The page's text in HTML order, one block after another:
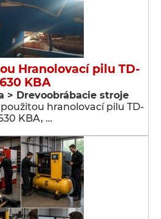
Hranolovací pilu TD-
630 KBA
> Drevoobrábacie stroje
hranolovací pilu TD-
KBA, …